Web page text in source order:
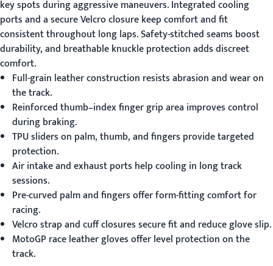
key spots during aggressive maneuvers. Integrated cooling
ports and a secure Velcro closure keep comfort and fit
consistent throughout long laps. Safety-stitched seams boost
durability, and breathable knuckle protection adds discreet
comfort.
Full-grain leather construction resists abrasion and wear on
the track.
Reinforced thumb–index finger grip area improves control
during braking.
TPU sliders on palm, thumb, and fingers provide targeted
protection.
Air intake and exhaust ports help cooling in long track
sessions.
Pre-curved palm and fingers offer form-fitting comfort for
racing.
Velcro strap and cuff closures secure fit and reduce glove slip.
MotoGP race leather gloves offer level protection on the
track.